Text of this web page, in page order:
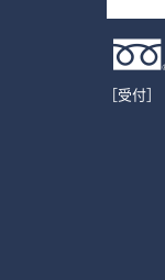
［受付］